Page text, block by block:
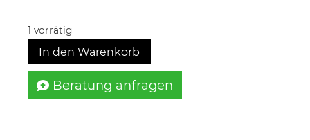
1 vorrätig
In den Warenkorb
Beratung anfragen